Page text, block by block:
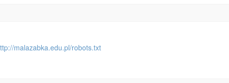
malazabka.edu.pl/robots.txt